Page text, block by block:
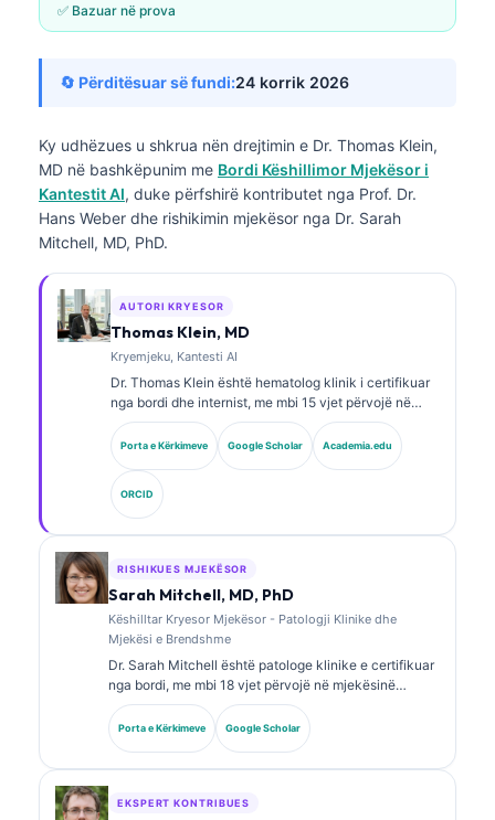
✅ Bazuar në prova
🔄 Përditësuar së fundi:24 korrik 2026
Ky udhëzues u shkrua nën drejtimin e Dr. Thomas Klein,
MD në bashkëpunim me Bordi Këshillimor Mjekësor i
Kantestit AI, duke përfshirë kontributet nga Prof. Dr.
Hans Weber dhe rishikimin mjekësor nga Dr. Sarah
Mitchell, MD, PhD.
AUTORI KRYESOR
Thomas Klein, MD
Kryemjeku, Kantesti AI
Dr. Thomas Klein është hematolog klinik i certifikuar
nga bordi dhe internist, me mbi 15 vjet përvojë në
mjekësinë laboratorike dhe analizë klinike të asistuar
nga AI. Si Shef Mjekësor në Kantesti AI, ai ofron
mbikëqyrje klinike për saktësinë mjekësore të rrjetit
nervor pronësor. Dr. Klein ka publikuar mbi
interpretimin e biomarkerëve dhe diagnostikimin
laboratorik.
Porta e Kërkimeve Google Scholar Academia.edu
ORCID
RISHIKUES MJEKËSOR
Sarah Mitchell, MD, PhD
Këshilltar Kryesor Mjekësor - Patologji Klinike dhe
Mjekësi e Brendshme
Dr. Sarah Mitchell është patologe klinike e certifikuar
nga bordi, me mbi 18 vjet përvojë në mjekësinë
laboratorike dhe analizën diagnostike. Ajo mban
certifikime të specializuara në kimi klinike dhe ka
publikuar gjerësisht mbi panelet e biomarkerëve dhe
Porta e Kërkimeve Google Scholar
EKSPERT KONTRIBUES